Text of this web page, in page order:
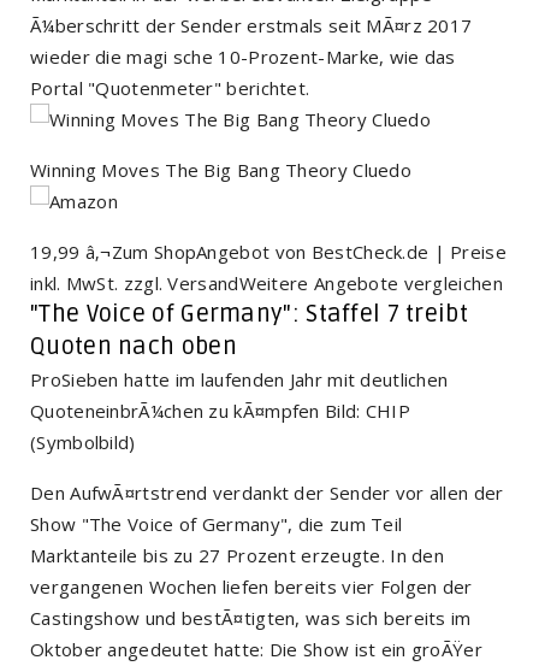
Ã¼berschritt der Sender erstmals seit MÃ¤rz 2017
wieder die magi sche 10-Prozent-Marke, wie das
Portal "Quotenmeter" berichtet.
Winning Moves The Big Bang Theory Cluedo
19,99 â‚¬Zum ShopAngebot von BestCheck.de | Preise
inkl. MwSt. zzgl. VersandWeitere Angebote vergleichen
"The Voice of Germany": Staffel 7 treibt
Quoten nach oben
ProSieben hatte im laufenden Jahr mit deutlichen
QuoteneinbrÃ¼chen zu kÃ¤mpfen Bild: CHIP
(Symbolbild)
Den AufwÃ¤rtstrend verdankt der Sender vor allen der
Show "The Voice of Germany", die zum Teil
Marktanteile bis zu 27 Prozent erzeugte. In den
vergangenen Wochen liefen bereits vier Folgen der
Castingshow und bestÃ¤tigten, was sich bereits im
Oktober angedeutet hatte: Die Show ist ein groÃŸer